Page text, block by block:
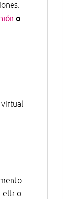
o
virtual
ella o